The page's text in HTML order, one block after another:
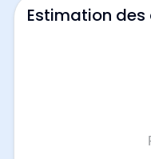
Estimation